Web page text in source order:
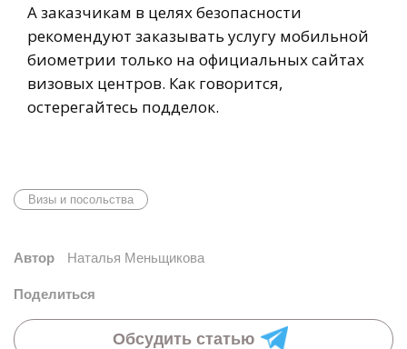
А заказчикам в целях безопасности
рекомендуют заказывать услугу мобильной
биометрии только на официальных сайтах
визовых центров. Как говорится,
остерегайтесь подделок.
Визы и посольства
Автор Наталья Меньщикова
Поделиться
Обсудить статью